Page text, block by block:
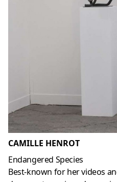
CAMILLE HENROT
Endangered Species
Best-known for her videos